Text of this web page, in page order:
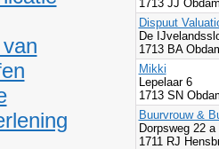
1713 JJ
Dispuut
De
1713 BA
Mikki
Lepelaar 6
1713 SN
Buurvrouw &
Dorpsweg 22 a
1711 RJ